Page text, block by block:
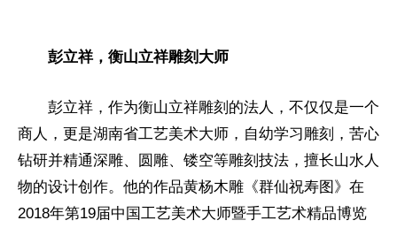
彭立祥，衡山立祥雕刻大师
彭立祥，作为衡山立祥雕刻的法人，不仅仅是一个
商人，更是湖南省工艺美术大师，自幼学习 雕刻，苦心
钻研并精通深雕、圆雕、镂空等雕刻技法，擅长山水人
物的设计创作。他的作品黄杨木雕《群仙祝寿图》在
2018年第19届中国工艺美术大师暨手工艺术精品博览